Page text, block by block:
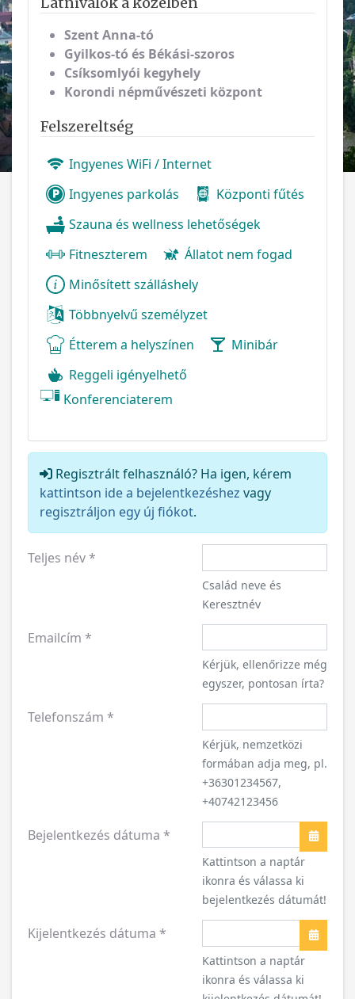
Szent Anna-tó
Gyilkos-tó és Békási-szoros
Csíksomlyói kegyhely
Korondi népművészeti központ
Felszereltség
Ingyenes WiFi / Internet
Ingyenes parkolás
Központi fűtés
Szauna és wellness lehetőségek
Fitneszterem
Állatot nem fogad
Minősített szálláshely
Többnyelvű személyzet
Étterem a helyszínen
Minibár
Reggeli igényelhető
Konferenciaterem
Regisztrált felhasználó? Ha igen, kérem
kattintson ide a bejelentkezéshez vagy
regisztráljon egy új fiókot.
Teljes név*
Család neve és
Keresztnév
Emailcím *
Kérjük, ellenőrizze még
egyszer, pontosan írta?
Telefonszám *
Kérjük, nemzetközi
formában adja meg, pl.
+36301234567,
+40742123456
Bejelentkezés dátuma *
Naptár
Kattintson a naptár
ikonra és válassa ki
bejelentkezés dátumát!
Kijelentkezés dátuma *
Naptár
Kattintson a naptár
ikonra és válassa ki